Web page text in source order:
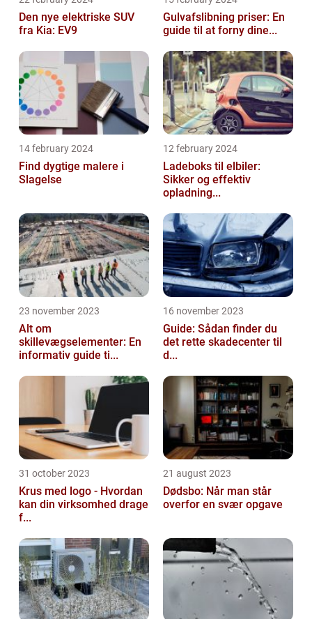
Den nye elektriske SUV
fra Kia: EV9
Gulvafslibning priser: En
guide til at forny dine...
14 february 2024
Find dygtige malere i
Slagelse
12 february 2024
Ladeboks til elbiler:
Sikker og effektiv
opladning...
23 november 2023
Alt om
skillevægselementer: En
informativ guide ti...
16 november 2023
Guide: Sådan finder du
det rette skadecenter til
d...
31 october 2023
Krus med logo - Hvordan
kan din virksomhed drage
f...
21 august 2023
Dødsbo: Når man står
overfor en svær opgave